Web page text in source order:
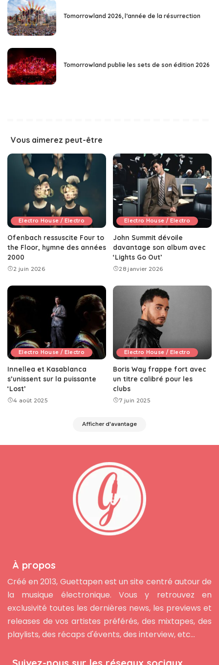
Tomorrowland 2026, l’année de la résurrection
Tomorrowland publie les sets de son édition 2026
Vous aimerez peut-être
Electro House / Electro
Ofenbach ressuscite Four to
the Floor, hymne des années
2000
2 juin 2026
Electro House / Electro
John Summit dévoile
davantage son album avec
‘Lights Go Out’
28 janvier 2026
Electro House / Electro
Innellea et Kasablanca
s’unissent sur la puissante
‘Lost’
4 août 2025
Electro House / Electro
Boris Way frappe fort avec
un titre calibré pour les
clubs
7 juin 2025
Afficher d'avantage
À propos
Créé en 2013, Guettapen est un site centré autour de
la musique électronique. Vous y retrouvez en
exclusivité toutes les dernières news, les previews et
releases de vos artistes préférés, des mixtapes, des
playlists, des récaps d'évents, des interview, etc...